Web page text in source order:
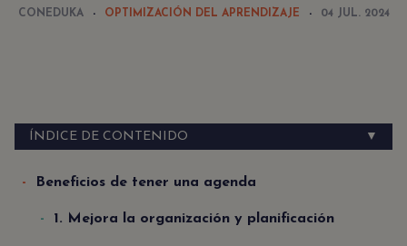
CONEDUKA OPTIMIZACIÓN DEL APRENDIZAJE 04 JUL. 2024
ÍNDICE DE CONTENIDO ▼
Beneficios de tener una agenda
1. Mejora la organización y planificación